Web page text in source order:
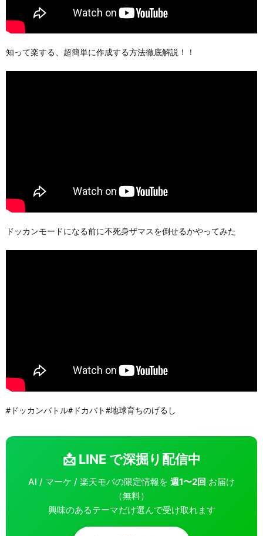
知って楽する、超簡単に作成する方法徹底解説！！
ドッカンモードになる前に不死身ザマスを倒せるかやってみた
#ドッカンバトル#ドカバト#地球育ちのげるし
📩 LINE で深掘り配信中
AI / マーケ / 楽天モバの限定情報を 週1〜2回 お届け
（無料）
興味のあるテーマだけ選んで受け取れます